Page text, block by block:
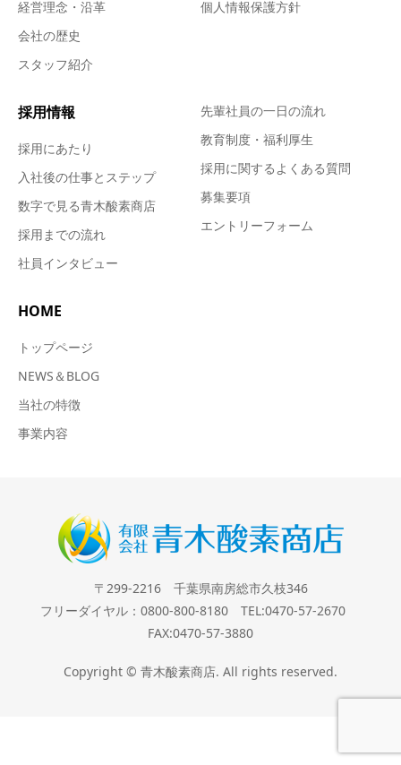
経営理念・沿革
会社の歴史
スタッフ紹介
個人情報保護方針
採用情報
採用にあたり
入社後の仕事とステップ
数字で見る青木酸素商店
採用までの流れ
社員インタビュー
先輩社員の一日の流れ
教育制度・福利厚生
採用に関するよくある質問
募集要項
エントリーフォーム
HOME
トップページ
NEWS＆BLOG
当社の特徴
事業内容
〒299-2216 千葉県南房総市久枝346
フリーダイヤル：0800-800-8180 TEL:0470-57-2670
FAX:0470-57-3880
Copyright © 青木酸素商店. All rights reserved.